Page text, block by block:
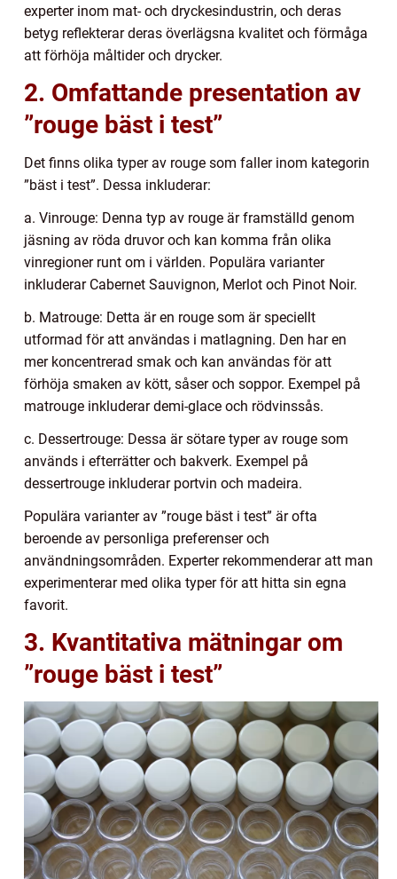
experter inom mat- och dryckesindustrin, och deras
betyg reflekterar deras överlägsna kvalitet och förmåga
att förhöja måltider och drycker.
2. Omfattande presentation av
”rouge bäst i test”
Det finns olika typer av rouge som faller inom kategorin
”bäst i test”. Dessa inkluderar:
a. Vinrouge: Denna typ av rouge är framställd genom
jäsning av röda druvor och kan komma från olika
vinregioner runt om i världen. Populära varianter
inkluderar Cabernet Sauvignon, Merlot och Pinot Noir.
b. Matrouge: Detta är en rouge som är speciellt
utformad för att användas i matlagning. Den har en
mer koncentrerad smak och kan användas för att
förhöja smaken av kött, såser och soppor. Exempel på
matrouge inkluderar demi-glace och rödvinssås.
c. Dessertrouge: Dessa är sötare typer av rouge som
används i efterrätter och bakverk. Exempel på
dessertrouge inkluderar portvin och madeira.
Populära varianter av ”rouge bäst i test” är ofta
beroende av personliga preferenser och
användningsområden. Experter rekommenderar att man
experimenterar med olika typer för att hitta sin egna
favorit.
3. Kvantitativa mätningar om
”rouge bäst i test”